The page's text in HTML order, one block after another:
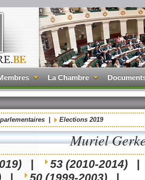
La Chambre
Elections 2019
Muriel
| 53 (2010-2014)